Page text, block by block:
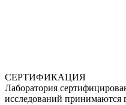
СЕРТИФИКАЦИЯ
Лаборатория
исследований принимаются